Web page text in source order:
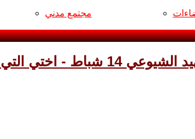
مجتمع مدني
في المقابر الجماعية / احسان جواد كاظم